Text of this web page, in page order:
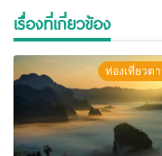
เรื่องที่เกี่ยวข้อง
ท่องเที่ยวต